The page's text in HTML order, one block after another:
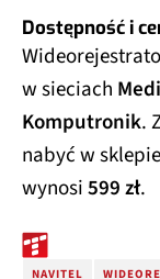
Dostępność i
w sieciach
Komputronik.
nabyć w sklepie
wynosi599 zł.
NAVITEL